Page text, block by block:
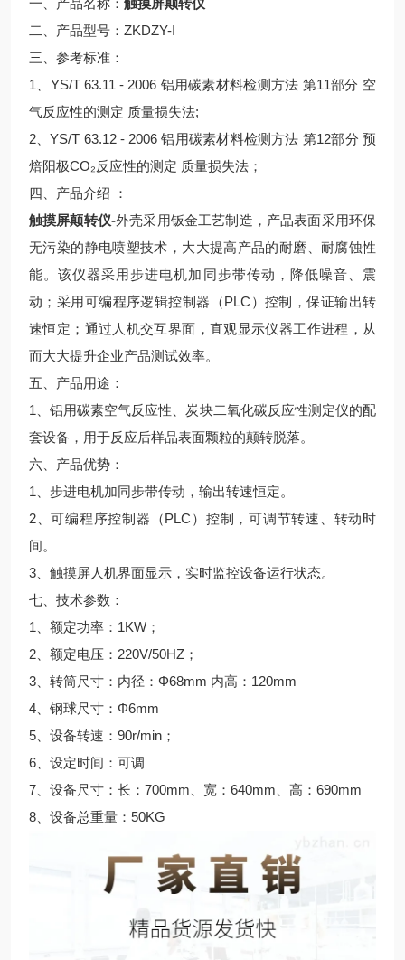
一、产品名称： 触摸屏颠转仪
二、产品型号：ZKDZY-I
三、参考标准：
1、YS/T 63.11 - 2006 铝用碳素材料检测方法 第11部分 空
气反应性的测定 质量损失法;
2、YS/T 63.12 - 2006 铝用碳素材料检测方法 第12部分 预
焙阳极CO₂反应性的测定 质量损失法；
四、产品介绍 ：
触摸屏颠转仪-外壳采用钣金工艺制造，产品表面采用环保
无污染的静电喷塑技术，大大提高产品的耐磨、耐腐蚀性
能。该仪器采用步进电机加同步带传动，降低噪音、震
动；采用可编程序逻辑控制器（PLC）控制，保证输出转
速恒定；通过人机交互界面，直观显示仪器工作进程，从
而大大提升企业产品测试效率。
五、产品用途：
1、铝用碳素空气反应性、炭块二氧化碳反应性测定仪的配
套设备，用于反应后样品表面颗粒的颠转脱落。
六、产品优势：
1、步进电机加同步带传动，输出转速恒定。
2、可编程序控制器（PLC）控制，可调节转速、转动时
间。
3、触摸屏人机界面显示，实时监控设备运行状态。
七、技术参数：
1、额定功率：1KW；
2、额定电压：220V/50HZ；
3、转筒尺寸：内径：Φ68mm 内高：120mm
4、钢球尺寸：Φ6mm
5、设备转速：90r/min；
6、设定时间：可调
7、设备尺寸：长：700mm、宽：640mm、高：690mm
8、设备总重量：50KG